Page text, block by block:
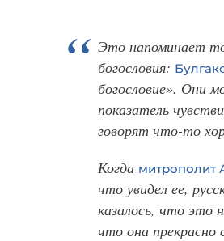
Это напоминает
богословия:
богословие». Они
показатель
говорят что-то
Когда митрополит
что увидел ее,
казалось, что
что она прекрасно